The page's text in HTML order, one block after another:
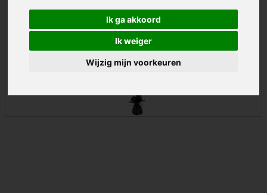
Ik ga akkoord
Ik weiger
Wijzig mijn voorkeuren